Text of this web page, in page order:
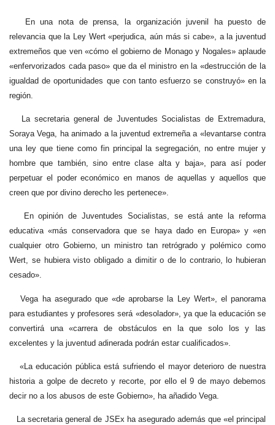
En una nota de prensa, la organización juvenil ha puesto de
relevancia que la Ley Wert «perjudica, aún más si cabe», a la juventud
extremeños que ven «cómo el gobierno de Monago y Nogales» aplaude
«enfervorizados cada paso» que da el ministro en la «destrucción de la
igualdad de oportunidades que con tanto esfuerzo se construyó» en la
región.
La secretaria general de Juventudes Socialistas de Extremadura,
Soraya Vega, ha animado a la juventud extremeña a «levantarse contra
una ley que tiene como fin principal la segregación, no entre mujer y
hombre que también, sino entre clase alta y baja», para así poder
perpetuar el poder económico en manos de aquellas y aquellos que
creen que por divino derecho les pertenece».
En opinión de Juventudes Socialistas, se está ante la reforma
educativa «más conservadora que se haya dado en Europa» y «en
cualquier otro Gobierno, un ministro tan retrógrado y polémico como
Wert, se hubiera visto obligado a dimitir o de lo contrario, lo hubieran
cesado».
Vega ha asegurado que «de aprobarse la Ley Wert», el panorama
para estudiantes y profesores será «desolador», ya que la educación se
convertirá una «carrera de obstáculos en la que solo los y las
excelentes y la juventud adinerada podrán estar cualificados».
«La educación pública está sufriendo el mayor deterioro de nuestra
historia a golpe de decreto y recorte, por ello el 9 de mayo debemos
decir no a los abusos de este Gobierno», ha añadido Vega.
La secretaria general de JSEx ha asegurado además que «el principal